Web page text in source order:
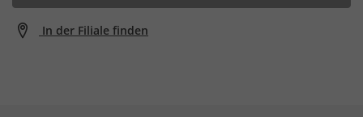
In der Filiale finden